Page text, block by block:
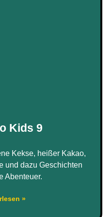
Kids 9
Kekse, heißer Kakao,
und dazu Geschichten
Abenteuer.
»